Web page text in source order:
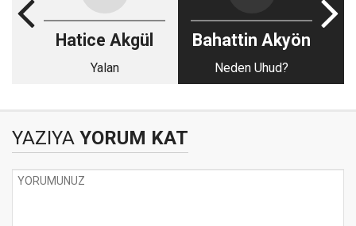
Hatice Akgül
Yalan
Bahattin Akyön
Neden Uhud?
YAZIYA YORUM KAT